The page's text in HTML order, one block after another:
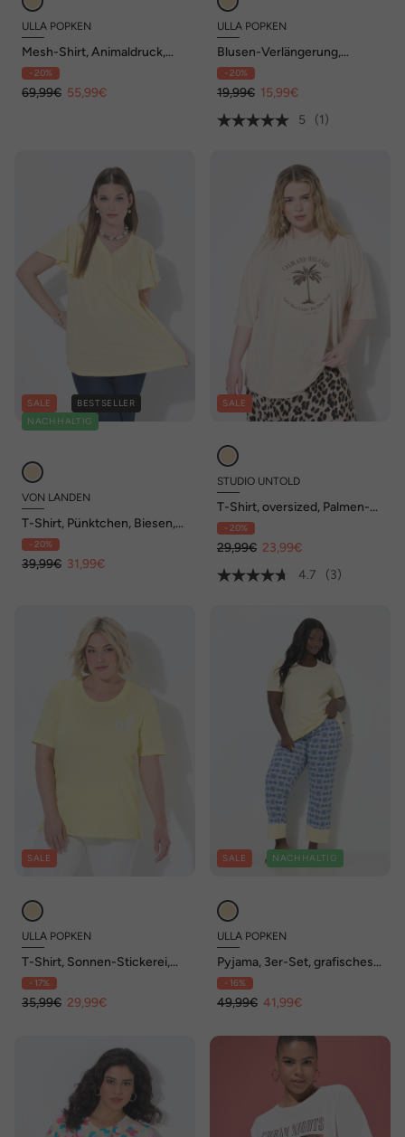
ULLA POPKEN
Mesh-Shirt, Animaldruck,
Rundhals, drapierter Langarm
- 20%
69,99€ 55,99€
ULLA POPKEN
Blusen-Verlängerung,
Leomuster, A-Linie, Knöpfe
- 20%
19,99€ 15,99€
5
(1)
SALE
BESTSELLER
NACHHALTIG
VON LANDEN
T-Shirt, Pünktchen, Biesen,
V-Ausschnitt, Flügel-
Halbarm
- 20%
39,99€ 31,99€
SALE
STUDIO UNTOLD
T-Shirt, oversized, Palmen-
Stickerei
- 20%
29,99€ 23,99€
4.7
(3)
SALE
ULLA POPKEN
T-Shirt, Sonnen-Stickerei,
Classic, Rundhals, Halbarm
- 17%
35,99€ 29,99€
SALE NACHHALTIG
ULLA POPKEN
Pyjama, 3er-Set, grafisches
Muster, Rundhals, Halbarm
- 16%
49,99€ 41,99€